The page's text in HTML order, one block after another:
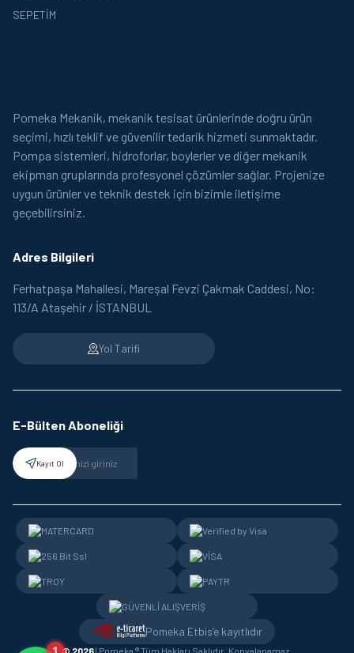
SEPETIM
Pomeka Mekanik, mekanik tesisat ürünlerinde doğru ürün
seçimi, hızlı teklif ve güvenilir tedarik hizmeti sunmaktadır.
Pompa sistemleri, hidroforlar, boylerler ve diğer mekanik
ekipman gruplarında profesyonel çözümler sağlar. Projenize
uygun ürünler ve teknik destek için bizimle iletişime
geçebilirsiniz.
Adres Bilgileri
Ferhatpaşa Mahallesi, Mareşal Fevzi Çakmak Caddesi, No:
113/A Ataşehir / İSTANBUL
Yol Tarifi
E-Bülten Aboneliği
Kayıt Ol
Pomeka Etbis’e kayıtlıdır
© 2026| Pomeka ® Tüm Hakları Saklıdır, Kopyalanamaz.